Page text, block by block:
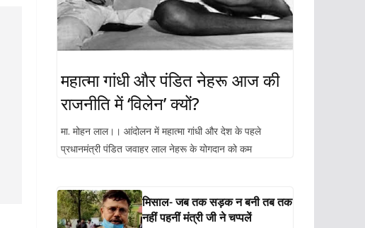
महात्मा गांधी और पंडित नेहरू आज की
राजनीति में ‘विलेन’ क्यों?
मा. मोहन लाल।। आंदोलन में महात्मा गांधी और देश के पहले
प्रधानमंत्री पंडित जवाहर लाल नेहरू के योगदान को कम
मिसाल- जब तक सड़क न बनी तब तक
नहीं पहनीं मंत्री जी ने चप्पलें